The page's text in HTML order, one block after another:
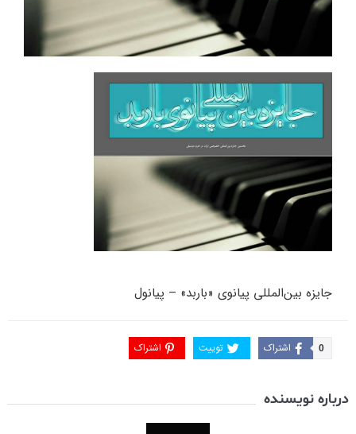
جایزه بین‌المللی پیانوی «باربد» – پیانول
اشتراک 0 توییت اشتراک
درباره نویسنده